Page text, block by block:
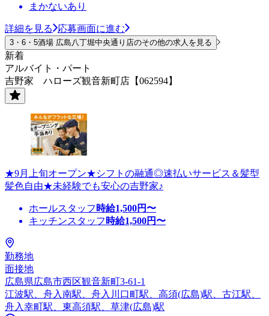
まかないあり
詳細を見る 応募画面に進む
3・6・5酒場 広島八丁堀中央通り店のその他の求人を見る
新着
アルバイト・パート
吉野家 ハローズ観音新町店【062594】
★9月上旬オープン★シフトの融通◎速払いサービス＆髪型
髪色自由★未経験でも安心の吉野家♪
ホールスタッフ 時給1,500円〜
キッチンスタッフ 時給1,500円〜
勤務地
面接地
広島県広島市西区観音新町3-61-1
江波駅、舟入南駅、舟入川口町駅、高須(広島)駅、古江駅、
舟入幸町駅、東高須駅、草津(広島)駅